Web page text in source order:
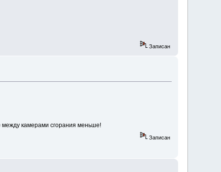
Записан
между камерами сгорания меньше!
Записан